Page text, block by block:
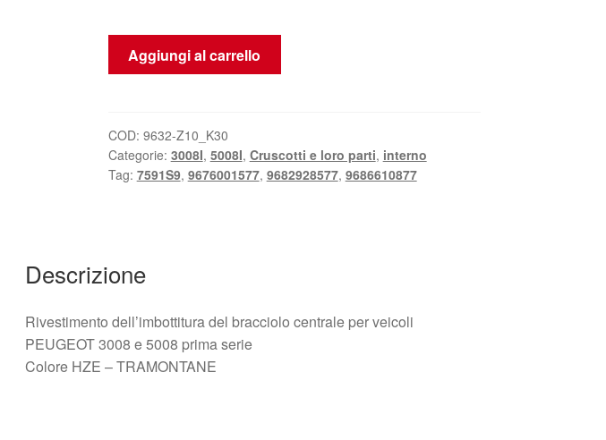
Rivestimento
Bracciolo
Centrale
Peugeot
3008
quantità
Aggiungi al carrello
COD: 9632-Z10_K30
Categorie: 3008I, 5008I, Cruscotti e loro parti, interno
Tag: 7591S9, 9676001577, 9682928577, 9686610877
Descrizione
Rivestimento dell’imbottitura del bracciolo centrale per veicoli
PEUGEOT 3008 e 5008 prima serie
Colore HZE – TRAMONTANE